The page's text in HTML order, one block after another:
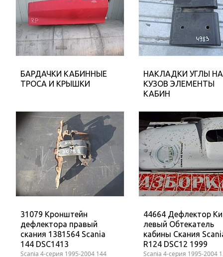
БАРДАЧКИ КАБИННЫЕ
ТРОСА И КРЫШКИ
НАКЛАДКИ УГЛЫ НА
КУЗОВ ЭЛЕМЕНТЫ
КАБИН
31079 Кронштейн
дефлектора правый
скания 1381564 Scania
144 DSC1413
Scania 4-серия 1995-2004 144
44664 Дефлектор
левый Обтекатель
кабины Скания
R124 DSC12 1999
Scania 4-серия 1995-2004